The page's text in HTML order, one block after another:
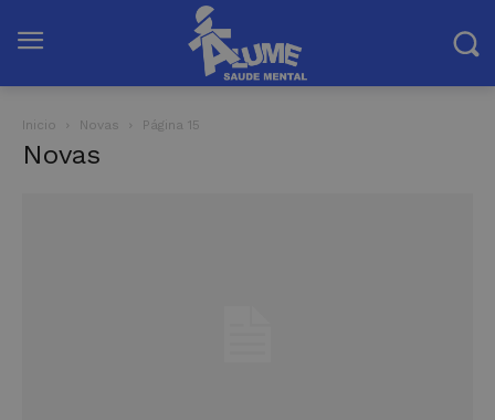
Inicio Novas Página 15
Novas